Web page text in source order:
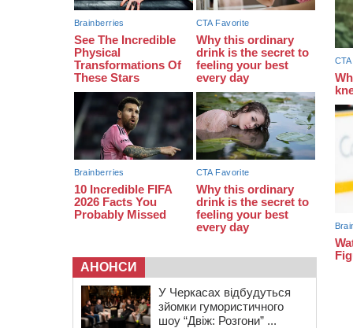
09:42 “Черкасиводоканал” пропонує
підвищити тарифи на воду та
водовідведення з 2027 року
АНОНСИ
У Черкасах відбудуться
зйомки гумористичного
шоу “Двіж: Розгони” ...